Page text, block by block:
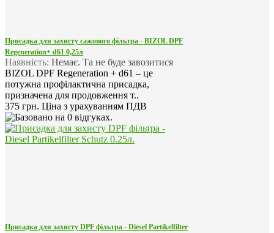
Присадка для захисту сажового фільтра - BIZOL DPF
Regeneration+ d61 0,25л
Наявність: Немає. Та не буде завозитися
BIZOL DPF Regeneration + d61 – це
потужна профілактична присадка,
призначена для продовження т..
375 грн. Ціна з урахуванням ПДВ
Присадка для захисту DPF фільтра - Diesel Partikelfilter